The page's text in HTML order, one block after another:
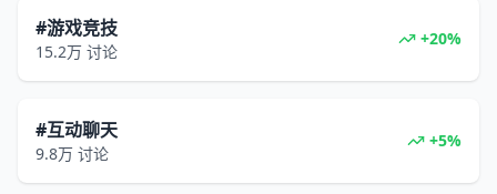
#游戏竞技
15.2万 讨论
+20%
#互动聊天
9.8万 讨论
+5%